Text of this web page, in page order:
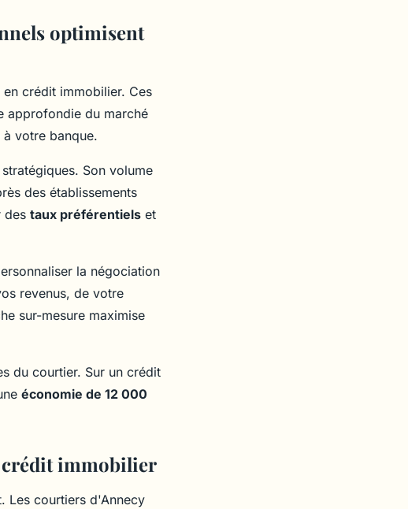
optimisent
crédit immobilier. Ces
approfondie du marché
votre banque.
Son volume
des établissements
des taux préférentiels et
la négociation
revenus, de votre
sur-mesure maximise
du courtier. Sur un crédit
économie de 12 000
crédit immobilier
Les courtiers d'Annecy